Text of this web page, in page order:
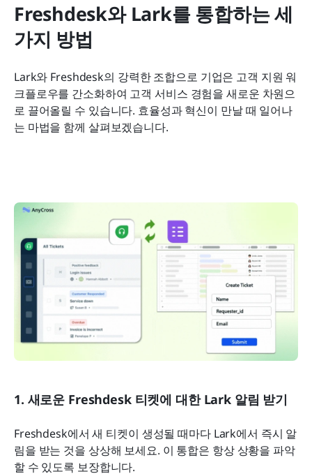
Freshdesk와 Lark를 통합하는 세
가지 방법
Lark와 Freshdesk의 강력한 조합으로 기업은 고객 지원 워
크플로우를 간소화하여 고객 서비스 경험을 새로운 차원으
로 끌어올릴 수 있습니다. 효율성과 혁신이 만날 때 일어나
는 마법을 함께 살펴보겠습니다.
1. 새로운 Freshdesk 티켓에 대한 Lark 알림 받기
Freshdesk에서 새 티켓이 생성될 때마다 Lark에서 즉시 알
림을 받는 것을 상상해 보세요. 이 통합은 항상 상황을 파악
할 수 있도록 보장합니다.